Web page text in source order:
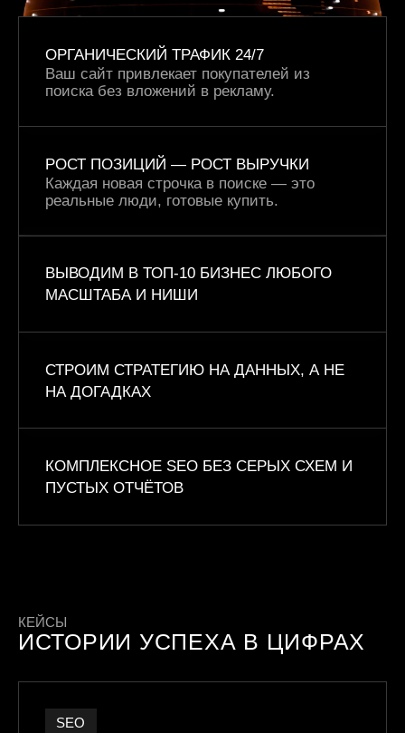
ОРГАНИЧЕСКИЙ ТРАФИК 24/7
Ваш сайт привлекает покупателей из
поиска без вложений в рекламу.
РОСТ ПОЗИЦИЙ — РОСТ ВЫРУЧКИ
Каждая новая строчка в поиске — это
реальные люди, готовые купить.
ВЫВОДИМ В ТОП-10 БИЗНЕС ЛЮБОГО
МАСШТАБА И НИШИ
СТРОИМ СТРАТЕГИЮ НА ДАННЫХ, А НЕ
НА ДОГАДКАХ
КОМПЛЕКСНОЕ SEO БЕЗ СЕРЫХ СХЕМ И
ПУСТЫХ ОТЧЁТОВ
КЕЙСЫ
ИСТОРИИ УСПЕХА В ЦИФРАХ
SEO